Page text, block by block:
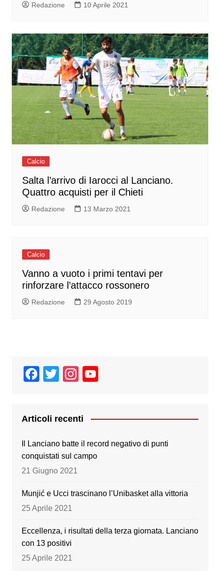
Redazione 10 Aprile 2021
Calcio
Salta l’arrivo di Iarocci al Lanciano.
Quattro acquisti per il Chieti
Redazione 13 Marzo 2021
Calcio
Vanno a vuoto i primi tentavi per
rinforzare l’attacco rossonero
Redazione 29 Agosto 2019
F
e
b
o
o
T
er
In
gr
a
m
T
Articoli recenti
Il Lanciano batte il record negativo di punti
conquistati sul campo
21 Giugno 2021
Munjić e Ucci trascinano l’Unibasket alla vittoria
25 Aprile 2021
Eccellenza, i risultati della terza giornata. Lanciano
con 13 positivi
25 Aprile 2021